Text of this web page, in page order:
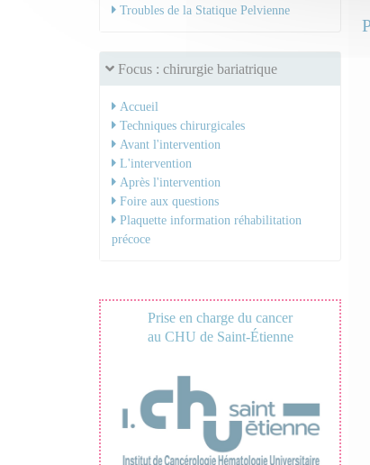
Troubles de la Statique Pelvienne
Focus : chirurgie bariatrique
Accueil
Techniques chirurgicales
Avant l'intervention
L'intervention
Après l'intervention
Foire aux questions
Plaquette information réhabilitation
précoce
Prise en charge du cancer
au CHU de Saint-Étienne